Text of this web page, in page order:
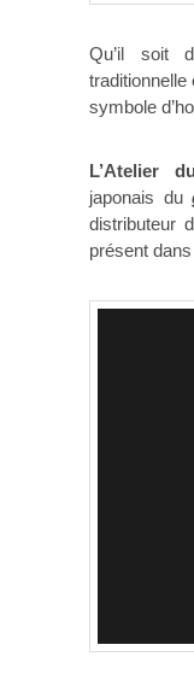
Qu’il soit
symbole
L’Atelier
japonais du
distributeur
présent